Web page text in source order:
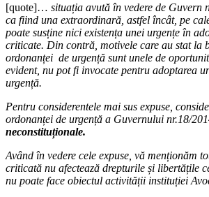
[quote]… situația avută în vedere de Guvern
ca fiind una extraordinară, astfel încât, pe
poate susține nici existența unei urgențe în
criticate. Din contră, motivele care au stat la
ordonanței de urgență sunt unele de
evident, nu pot fi invocate pentru adoptarea
urgență.
Pentru considerentele mai sus expuse,
ordonanței de urgență a Guvernului nr.18/
neconstituționale.
Având în vedere cele expuse, vă menționăm
criticată nu afectează drepturile și libertățile
nu poate face obiectul activității instituției